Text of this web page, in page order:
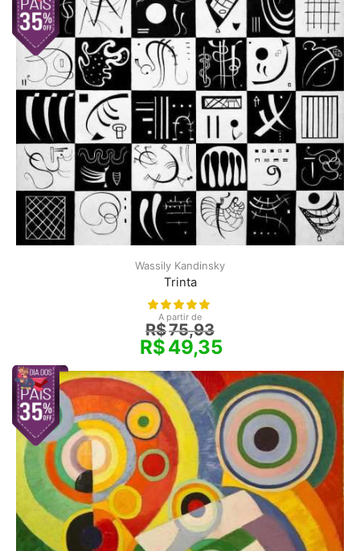
Wassily Kandinsky
Trinta
A partir de
R$75,93
R$49,35